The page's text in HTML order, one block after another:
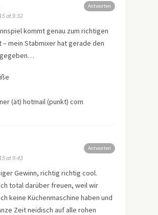
Antworten
at 9:32
kommt genau zum richtigen
– mein Stabmixer hat gerade den
(ät) hotmail (punkt) com
Antworten
at 9:43
Gewinn, richtig richtig cool.
total darüber freuen, weil wir
keine Küchenmaschine haben und
Zeit neidisch auf alle rohen